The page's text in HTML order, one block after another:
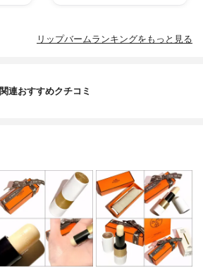
リップバームランキングをもっと見る
関連おすすめクチコミ